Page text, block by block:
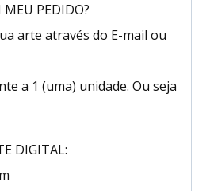
MEU PEDIDO?
arte através do E-mail ou
a 1 (uma) unidade. Ou seja
DIGITAL: